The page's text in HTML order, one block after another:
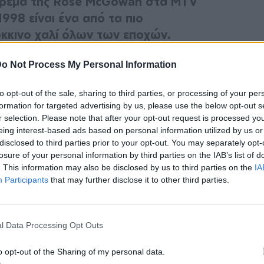
Not Process My Personal Information
opt-out of the sale, sharing to third parties, or processing of your
for targeted advertising by us, please use the below opt-out
selection. Please note that after your opt-out request is processed
interest-based ads based on personal information utilized by us
to third parties prior to your opt-out. You may separately
of your personal information by third parties on the IAB’s list of
This information may also be disclosed by us to third parties on the
Participants that may further disclose it to other third parties.
Data Processing Opt Outs
opt-out of the Sharing of my personal data.
είναι ένα από τα πιο
χαλί όλων των εποχών.
ότι το φόρεμα προοριζόταν ως
H Rose είχε παίξει σε πολλές ταινίες
1998, συμπεριλαμβανομένου του Scream,
τότε αρραβωνιαστικού της, Marilyn
rock star επρόκειτο να κάνει το The Dope
αποκαλυπτικό φόρεμα της Rose που έγινε
εκείνη την εμφάνιση που άφησε εποχή